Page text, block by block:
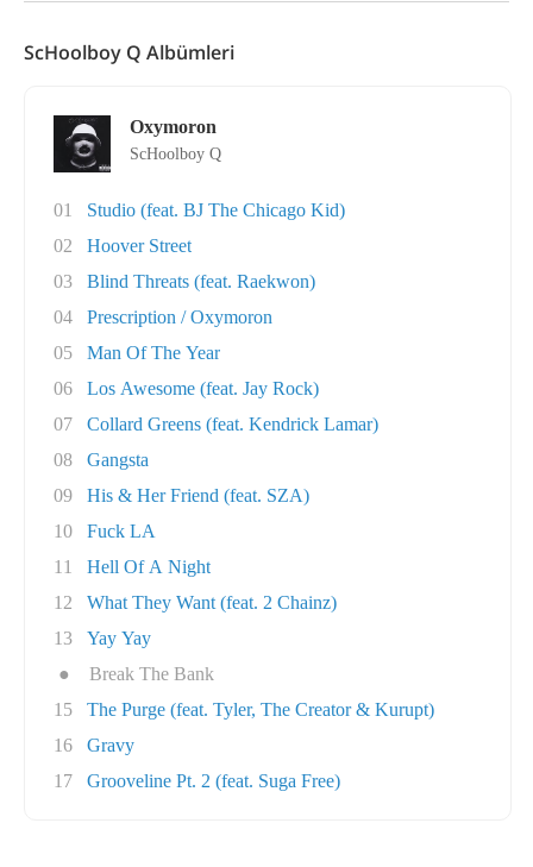
ScHoolboy Q Albümleri
Oxymoron
ScHoolboy Q
01
Studio (feat. BJ The Chicago Kid)
02
Hoover Street
03
Blind Threats (feat. Raekwon)
04
Prescription / Oxymoron
05
Man Of The Year
06
Los Awesome (feat. Jay Rock)
07
Collard Greens (feat. Kendrick Lamar)
08
Gangsta
09
His & Her Friend (feat. SZA)
10
Fuck LA
11
Hell Of A Night
12
What They Want (feat. 2 Chainz)
13
Yay Yay
●
Break The Bank
15
The Purge (feat. Tyler, The Creator & Kurupt)
16
Gravy
17
Grooveline Pt. 2 (feat. Suga Free)